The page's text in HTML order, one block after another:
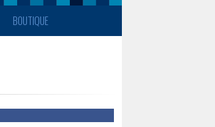
BOUTIQUE